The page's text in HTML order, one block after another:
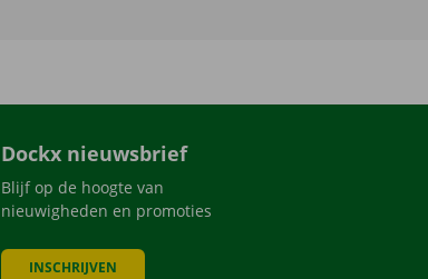
Dockx nieuwsbrief
Blijf op de hoogte van
nieuwigheden en promoties
INSCHRIJVEN